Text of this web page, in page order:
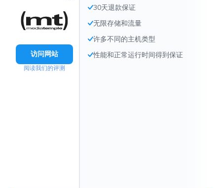
访问网站
阅读我们的评测
30天退款保证
无限存储和流量
许多不同的主机类型
性能和正常运行时间得到保证